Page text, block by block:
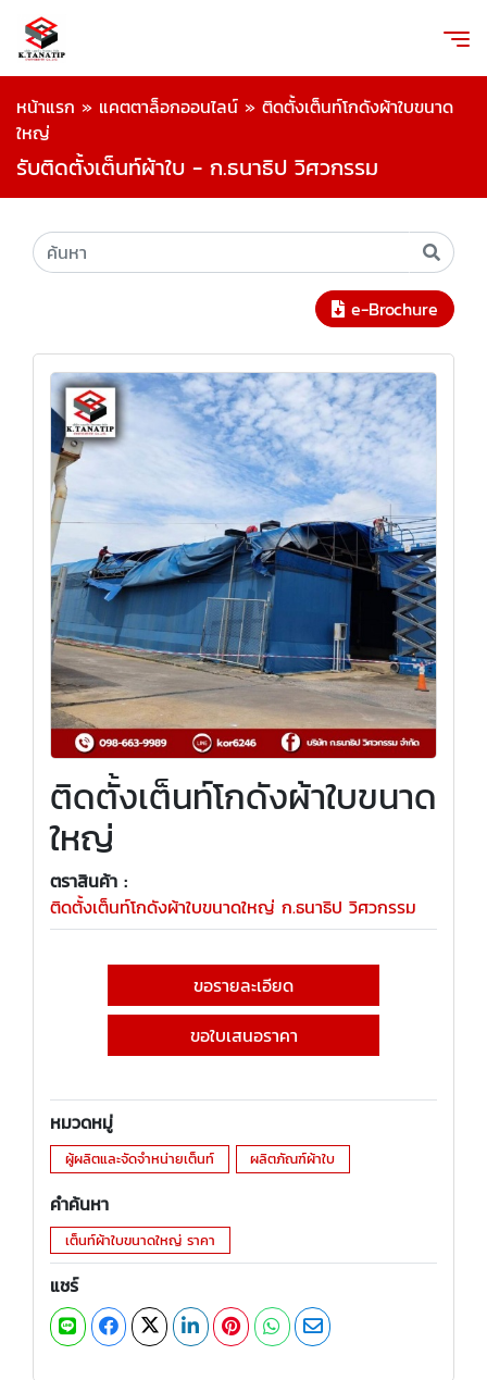
หน้าแรก » แคตตาล็อกออนไลน์ » ติดตั้งเต็นท์โกดังผ้าใบขนาด
ใหญ่
รับติดตั้งเต็นท์ผ้าใบ - ก.ธนาธิป วิศวกรรม
e-Brochure
ติดตั้งเต็นท์โกดังผ้าใบขนาด
ใหญ่
ตราสินค้า :
ติดตั้งเต็นท์โกดังผ้าใบขนาดใหญ่ ก.ธนาธิป วิศวกรรม
ขอรายละเอียด
ขอใบเสนอราคา
หมวดหมู่
ผู้ผลิตและจัดจำหน่ายเต็นท์ ผลิตภัณฑ์ผ้าใบ
คำค้นหา
เต็นท์ผ้าใบขนาดใหญ่ ราคา
แชร์